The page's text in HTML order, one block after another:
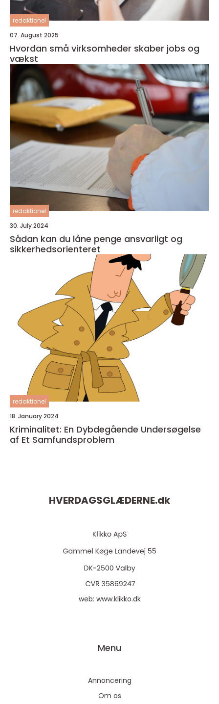
redaktionel
07. August 2025
Hvordan små virksomheder skaber jobs og
vækst
redaktionel
30. July 2024
Sådan kan du låne penge ansvarligt og
sikkerhedsorienteret
redaktionel
18. January 2024
Kriminalitet: En Dybdegående Undersøgelse
af Et Samfundsproblem
HVERDAGSGLÆDERNE.dk
web: www.klikko.dk
Menu
Annoncering
Om os